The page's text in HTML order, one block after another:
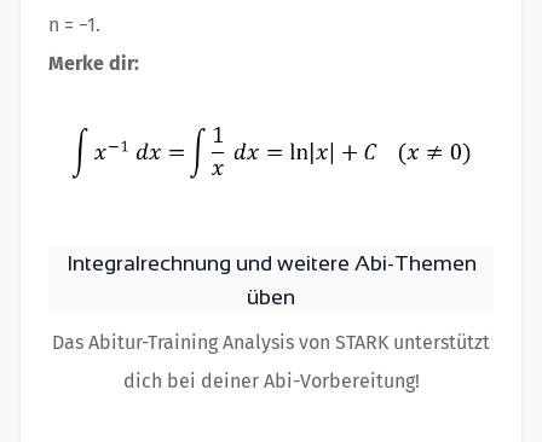
n = −1.
Merke dir:
Integralrechnung und weitere Abi-Themen
üben
Das Abitur-Training Analysis von STARK unterstützt
dich bei deiner Abi-Vorbereitung!